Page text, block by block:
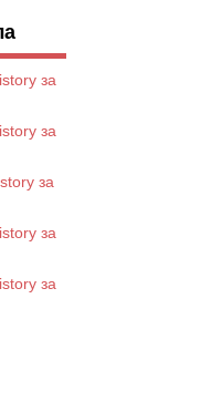
за
за
за
за
за